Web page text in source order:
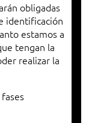
obligadas
identificación
estamos a
tengan la
realizar la